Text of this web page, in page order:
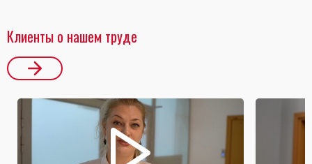
Клиенты о нашем труде